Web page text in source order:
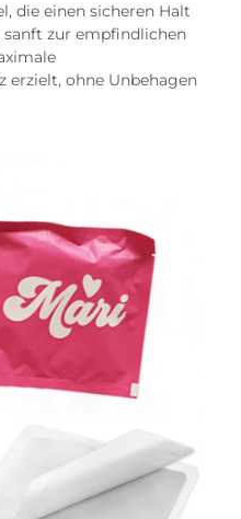
die einen sicheren Halt
zur empfindlichen
ohne Unbehagen